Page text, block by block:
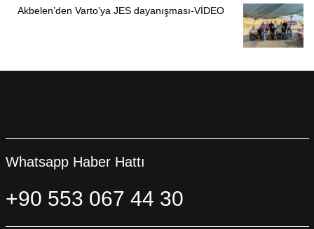
Akbelen’den Varto’ya JES dayanışması-VİDEO
Whatsapp Haber Hattı
+90 553 067 44 30